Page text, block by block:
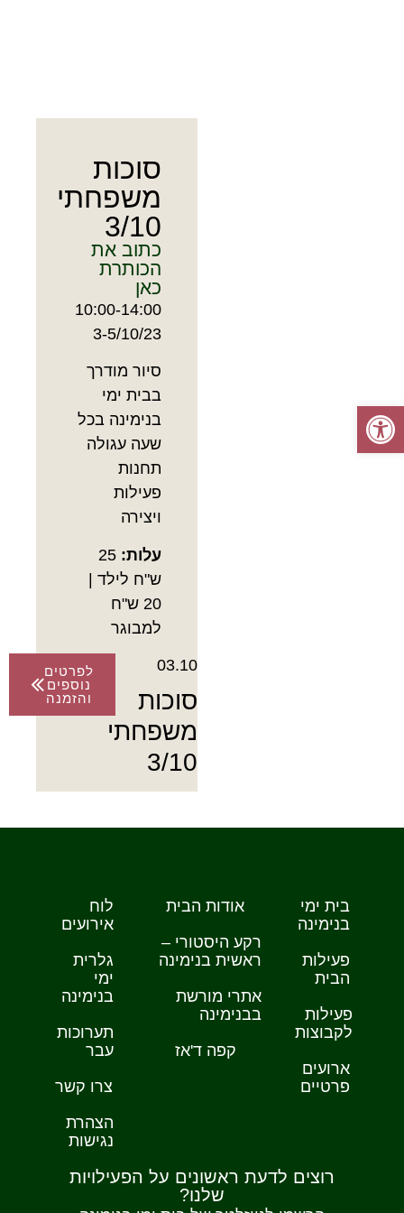
פתח סרגל נגישות
סוכות
משפחתי
3/10
כתוב את
הכותרת
כאן
10:00-14:00
3-5/10/23
סיור מודרך
בבית ימי
בנימינה בכל
שעה עגולה
תחנות
פעילות
ויצירה
עלות: 25
ש"ח לילד |
20 ש"ח
למבוגר
03.10
סוכות
משפחתי
3/10
לפרטים
נוספים
והזמנה
בית ימי
בנימינה
פעילות
הבית
פעילות
לקבוצות
ארועים
פרטיים
אודות הבית
רקע היסטורי –
ראשית בנימינה
אתרי מורשת
בבנימינה
קפה ד'אז
לוח
אירועים
גלרית
ימי
בנימינה
תערוכות
עבר
צרו קשר
הצהרת
נגישות
רוצים לדעת ראשונים על הפעילויות
שלנו?